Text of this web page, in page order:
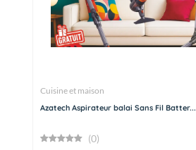
Cuisine et maison
Azatech Aspirateur balai Sans Fil Batter...
(0)